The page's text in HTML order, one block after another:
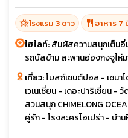
hotel_classโรงแรม 3 ดาว restaurant อาหาร 7
ไฮไลท์:สัมผัสความสนุกเต็มอิ่
รถบัสข้าม สะพานฮ่องกงจูไห่ม
เที่ยว:โบสถ์เซนต์ปอล - เซนา
เวเนเชี่ยน - เดอะปาริเชี่ยน -
สวนสนุก CHIMELONG
คู่รัก - โรงละครโอเปร่า - บ้าน